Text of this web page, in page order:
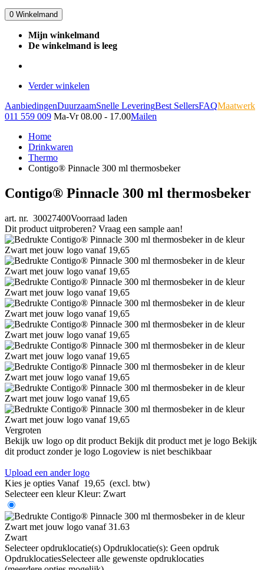
0 Winkelmand
Mijn winkelmand
De winkelmand is leeg
Verder winkelen
AanbiedingenDuurzaamSnelle LeveringBest SellersFAQMaatwerk
011 559 009 Ma-Vr 08.00 - 17.00Mailen
Home
Drinkwaren
Thermo
Contigo® Pinnacle 300 ml thermosbeker
Contigo® Pinnacle 300 ml thermosbeker
art. nr. 30027400Voorraad laden
Dit product uitproberen? Vraag een sample aan!
Vergroten
Bekijk uw logo op dit product Bekijk dit product met je logo Bekijk
dit product zonder je logo Logoview is niet beschikbaar
Upload een ander logo
Kies je opties Vanaf 19,65 (excl. btw)
Selecteer een kleur Kleur: Zwart
Zwart
Selecteer opdruklocatie(s) Opdruklocatie(s): Geen opdruk
OpdruklocatiesSelecteer alle gewenste opdruklocaties